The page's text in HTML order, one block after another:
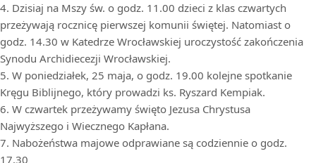
4. Dzisiaj na Mszy św. o godz. 11.00 dzieci z klas czwartych
przeżywają rocznicę pierwszej komunii świętej. Natomiast o
godz. 14.30 w Katedrze Wrocławskiej uroczystość zakończenia
Synodu Archidiecezji Wrocławskiej.
5. W poniedziałek, 25 maja, o godz. 19.00 kolejne spotkanie
Kręgu Biblijnego, który prowadzi ks. Ryszard Kempiak.
6. W czwartek przeżywamy święto Jezusa Chrystusa
Najwyższego i Wiecznego Kapłana.
7. Nabożeństwa majowe odprawiane są codziennie o godz.
17.30